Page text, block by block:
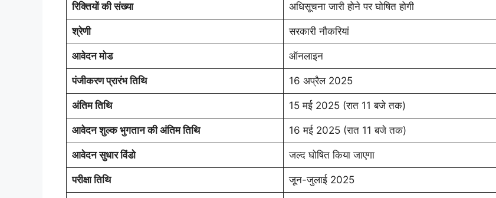
रिक्तियों की संख्या अधिसूचना जारी होने पर घोषित होगी
श्रेणी सरकारी नौकरियां
आवेदन मोड ऑनलाइन
पंजीकरण प्रारंभ तिथि 16 अप्रैल 2025
अंतिम तिथि 15 मई 2025 (रात 11 बजे तक)
आवेदन शुल्क भुगतान की अंतिम तिथि 16 मई 2025 (रात 11 बजे तक)
आवेदन सुधार विंडो जल्द घोषित किया जाएगा
परीक्षा तिथि जून-जुलाई 2025